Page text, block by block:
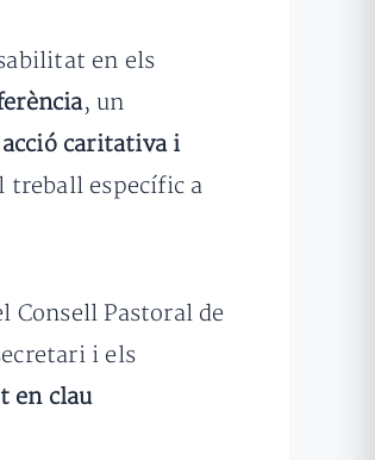
en els
, un
acció caritativa i
treball específic a
Consell Pastoral de
i els
en clau